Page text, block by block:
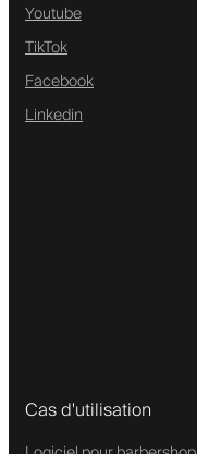
Youtube
TikTok
Facebook
Linkedin
Cas d'utilisation